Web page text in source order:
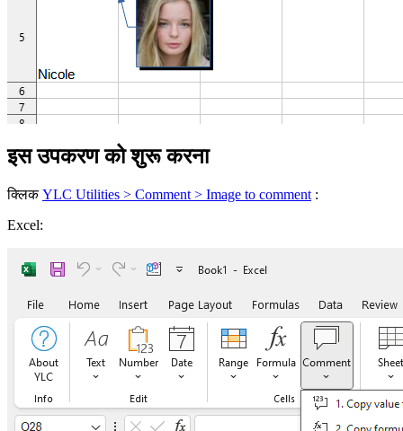
इस उपकरण को शुरू करना
क्लिकYLC Utilities > Comment > Image to comment :
Excel: